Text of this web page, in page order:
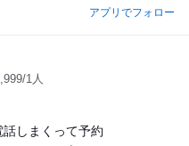
アプリでフォロー
1人
しまくって予約